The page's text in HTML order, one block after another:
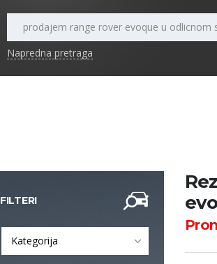
Napredna pretraga
FILTERI
Kategorija